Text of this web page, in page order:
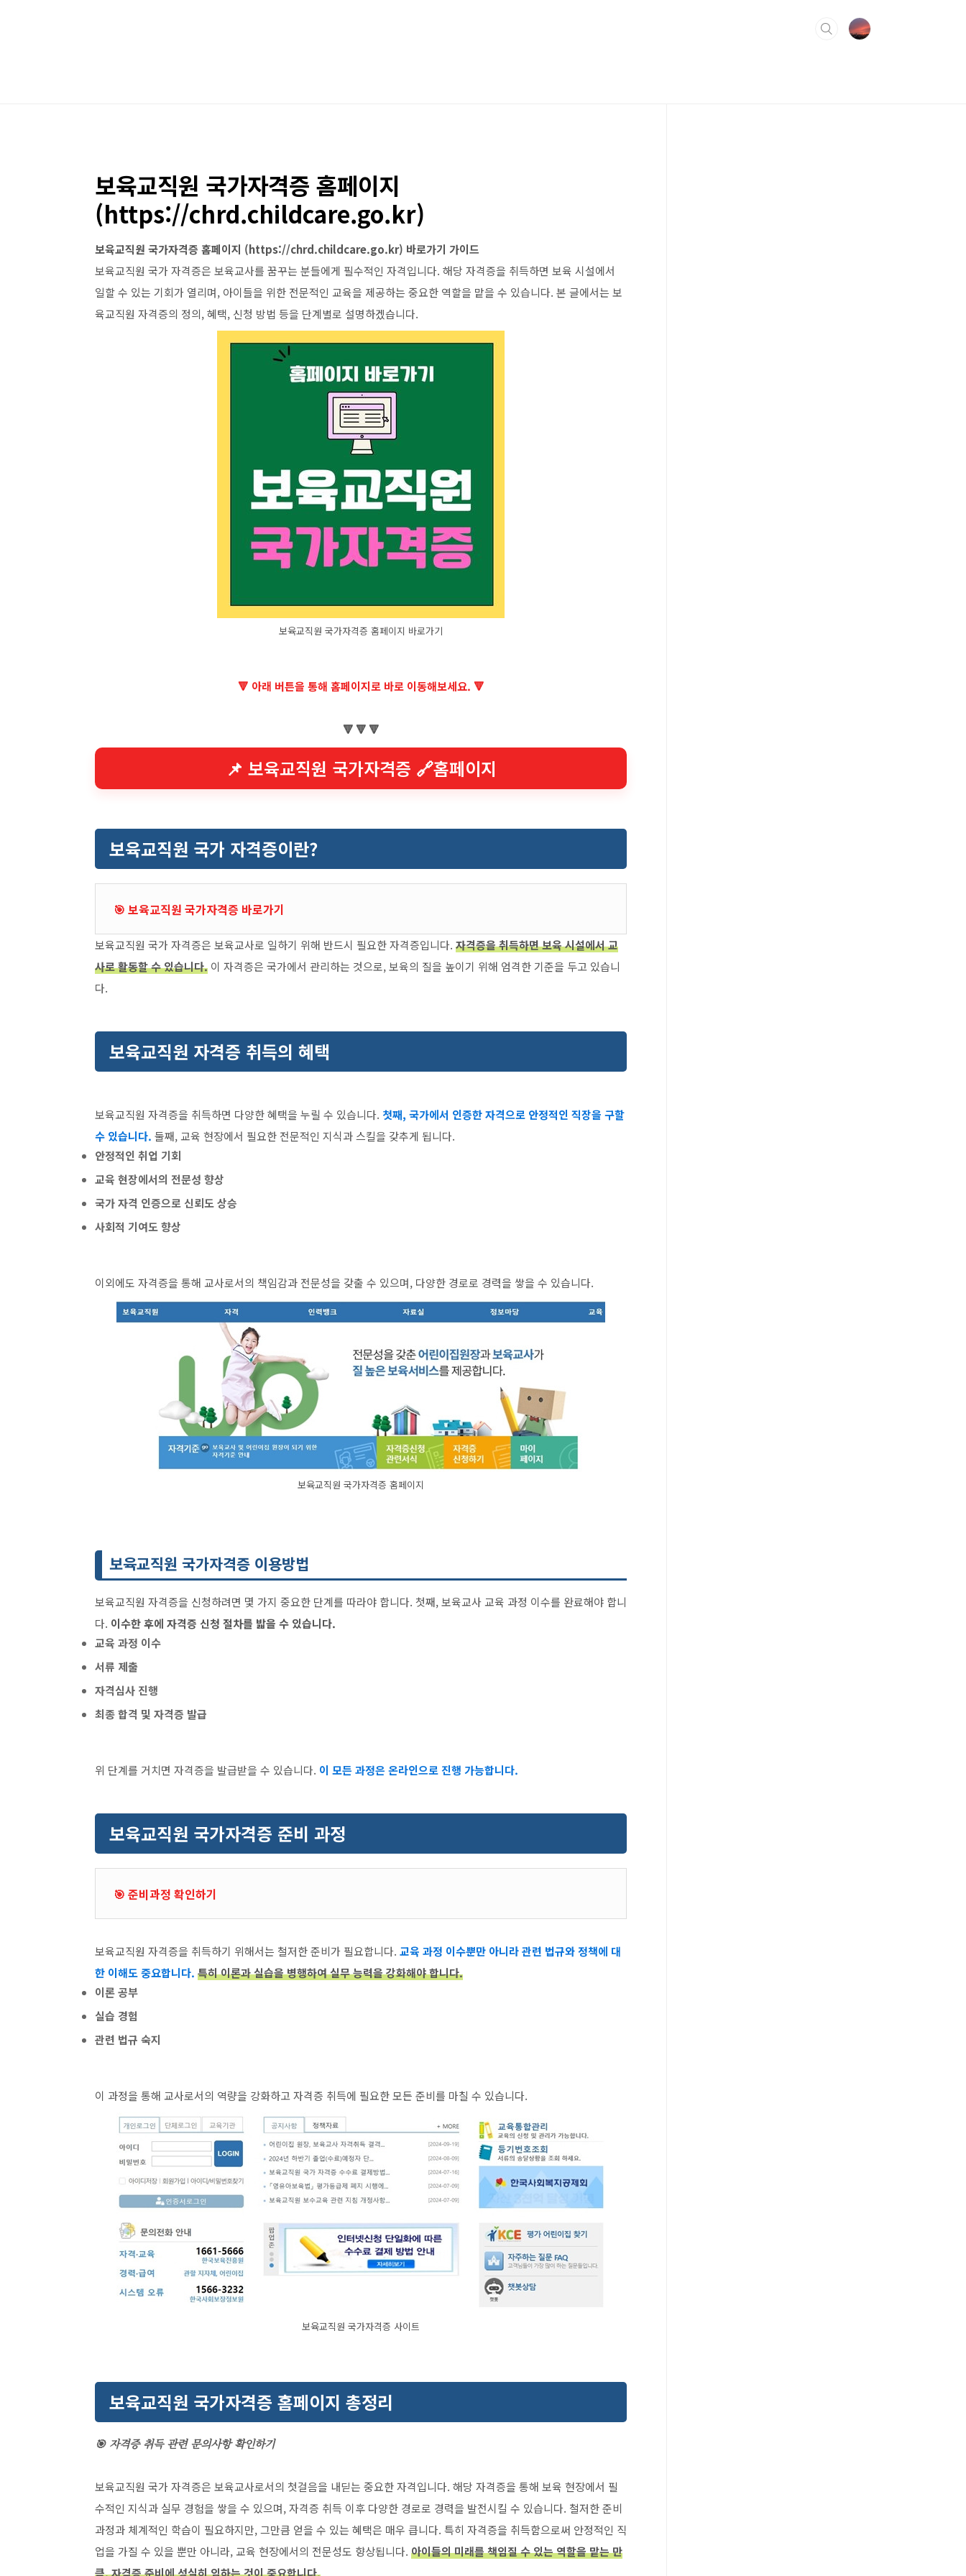
보육교직원 국가자격증 홈페이지
(https://chrd.childcare.go.kr)
보육교직원 국가자격증 홈페이지 (https://chrd.childcare.go.kr) 바로가기 가이드
보육교직원 국가 자격증은 보육교사를 꿈꾸는 분들에게 필수적인 자격입니다. 해당 자격증을 취득하면 보육 시설에서
일할 수 있는 기회가 열리며, 아이들을 위한 전문적인 교육을 제공하는 중요한 역할을 맡을 수 있습니다. 본 글에서는 보
육교직원 자격증의 정의, 혜택, 신청 방법 등을 단계별로 설명하겠습니다.
보육교직원 국가자격증 홈페이지 바로가기
🔻 아래 버튼을 통해 홈페이지로 바로 이동해보세요. 🔻
🔻 🔻 🔻
📌 보육교직원 국가자격증 🔗홈페이지
보육교직원 국가 자격증이란?
🎯 보육교직원 국가자격증 바로가기
보육교직원 국가 자격증은 보육교사로 일하기 위해 반드시 필요한 자격증입니다. 자격증을 취득하면 보육 시설에서 교
사로 활동할 수 있습니다. 이 자격증은 국가에서 관리하는 것으로, 보육의 질을 높이기 위해 엄격한 기준을 두고 있습니
다.
보육교직원 자격증 취득의 혜택
보육교직원 자격증을 취득하면 다양한 혜택을 누릴 수 있습니다. 첫째, 국가에서 인증한 자격으로 안정적인 직장을 구할
수 있습니다. 둘째, 교육 현장에서 필요한 전문적인 지식과 스킬을 갖추게 됩니다.
안정적인 취업 기회
교육 현장에서의 전문성 향상
국가 자격 인증으로 신뢰도 상승
사회적 기여도 향상
이외에도 자격증을 통해 교사로서의 책임감과 전문성을 갖출 수 있으며, 다양한 경로로 경력을 쌓을 수 있습니다.
보육교직원 국가자격증 홈페이지
보육교직원 국가자격증 이용방법
보육교직원 자격증을 신청하려면 몇 가지 중요한 단계를 따라야 합니다. 첫째, 보육교사 교육 과정 이수를 완료해야 합니
다. 이수한 후에 자격증 신청 절차를 밟을 수 있습니다.
교육 과정 이수
서류 제출
자격심사 진행
최종 합격 및 자격증 발급
위 단계를 거치면 자격증을 발급받을 수 있습니다. 이 모든 과정은 온라인으로 진행 가능합니다.
보육교직원 국가자격증 준비 과정
🎯 준비과정 확인하기
보육교직원 자격증을 취득하기 위해서는 철저한 준비가 필요합니다. 교육 과정 이수뿐만 아니라 관련 법규와 정책에 대
한 이해도 중요합니다. 특히 이론과 실습을 병행하여 실무 능력을 강화해야 합니다.
이론 공부
실습 경험
관련 법규 숙지
이 과정을 통해 교사로서의 역량을 강화하고 자격증 취득에 필요한 모든 준비를 마칠 수 있습니다.
보육교직원 국가자격증 사이트
보육교직원 국가자격증 홈페이지 총정리
🎯 자격증 취득 관련 문의사항 확인하기
보육교직원 국가 자격증은 보육교사로서의 첫걸음을 내딛는 중요한 자격입니다. 해당 자격증을 통해 보육 현장에서 필
수적인 지식과 실무 경험을 쌓을 수 있으며, 자격증 취득 이후 다양한 경로로 경력을 발전시킬 수 있습니다. 철저한 준비
과정과 체계적인 학습이 필요하지만, 그만큼 얻을 수 있는 혜택은 매우 큽니다. 특히 자격증을 취득함으로써 안정적인 직
업을 가질 수 있을 뿐만 아니라, 교육 현장에서의 전문성도 향상됩니다. 아이들의 미래를 책임질 수 있는 역할을 맡는 만
큼, 자격증 준비에 성실히 임하는 것이 중요합니다.